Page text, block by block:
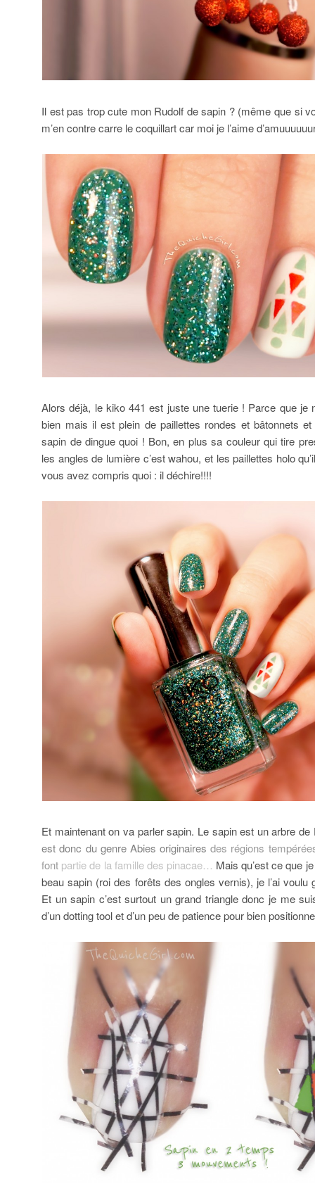
Il est pas trop cute mon Rudolf de sapin ? (même que si
m’en contre carre le coquillart car moi je l’aime
Alors déjà, le kiko 441 est juste une tuerie ! Parce que
bien mais il est plein de paillettes rondes et bâtonnets
sapin de dingue quoi ! Bon, en plus sa couleur qui tire
les angles de lumière c’est wahou, et les paillettes holo
vous avez compris quoi : il déchire!!!!
Et maintenant on va parler sapin. Le sapin est un arbre de
est donc du genre Abies originaires des régions
font partie de la famille des pinacae… Mais qu’est ce que
beau sapin (roi des forêts des ongles vernis), je l’ai voulu
Et un sapin c’est surtout un grand triangle donc je me
d’un dotting tool et d’un peu de patience pour bien